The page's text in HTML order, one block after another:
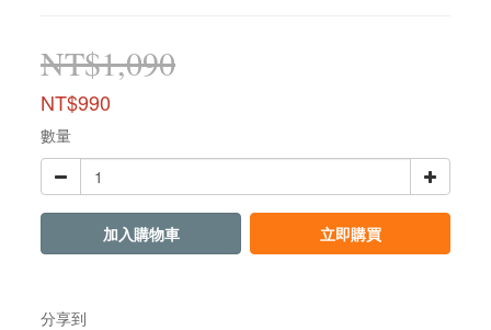
NT$1,090
NT$990
數量
加入購物車 立即購買
分享到